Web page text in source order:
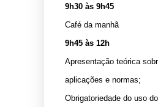
9h30 às 9h45
Café da manhã
9h45 às 12h
Apresentação teórica
aplicações e normas;
Obrigatoriedade do uso